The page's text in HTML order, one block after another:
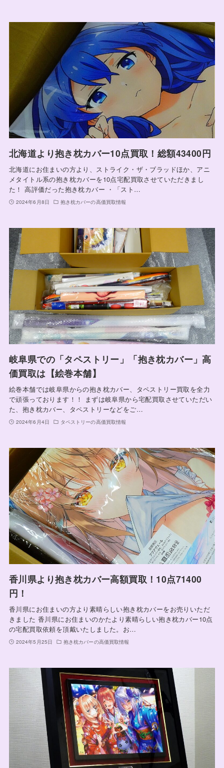
北海道より抱き枕カバー10点買取！総額43400円
北海道にお住まいの方より、ストライク・ザ・ブラッドほか、アニ
メタイトル系の抱き枕カバーを10点宅配買取させていただきまし
た！ 高評価だった抱き枕カバー ・「スト…
2024年6月8日 抱き枕カバーの高価買取情報
岐阜県での「タペストリー」「抱き枕カバー」高
価買取は【絵巻本舗】
絵巻本舗では岐阜県からの抱き枕カバー、タペストリー買取を全力
で頑張っております！！ まずは岐阜県から宅配買取させていただい
た、抱き枕カバー、タペストリーなどをご…
2024年6月4日 タペストリーの高価買取情報
香川県より抱き枕カバー高額買取！10点71400
円！
香川県にお住まいの方より素晴らしい抱き枕カバーをお売りいただ
きました 香川県にお住まいのかたより素晴らしい抱き枕カバー10点
の宅配買取依頼を頂戴いたしました。お…
2024年5月25日 抱き枕カバーの高価買取情報